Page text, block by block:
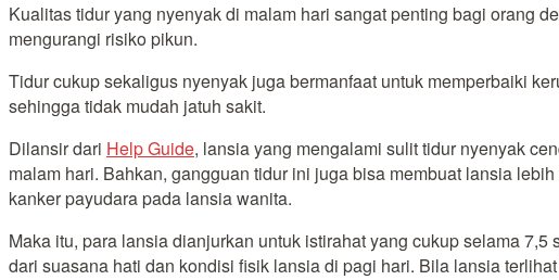
Kualitas tidur yang nyenyak di malam hari sangat penting bagi orang
mengurangi risiko pikun.
Tidur cukup sekaligus nyenyak juga bermanfaat untuk memperbaiki
sehingga tidak mudah jatuh sakit.
Dilansir dari Help Guide, lansia yang mengalami sulit tidur nyenyak
malam hari. Bahkan, gangguan tidur ini juga bisa membuat lansia
kanker payudara pada lansia wanita.
Maka itu, para lansia dianjurkan untuk istirahat yang cukup selama
dari suasana hati dan kondisi fisik lansia di pagi hari. Bila lansia